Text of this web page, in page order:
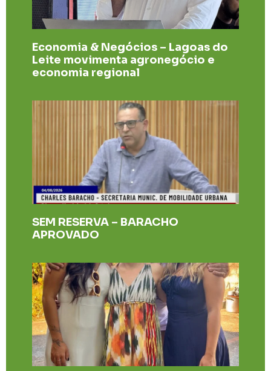
Economia & Negócios – Lagoas do
Leite movimenta agronegócio e
economia regional
SEM RESERVA – BARACHO
APROVADO